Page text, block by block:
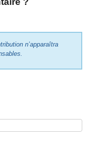
n’apparaîtra